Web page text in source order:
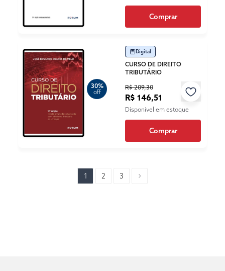
Comprar
30%
off
Digital
CURSO DE DIREITO
TRIBUTÁRIO
R$ 209,30
R$ 146,51
Disponível em estoque
Comprar
1 2 3